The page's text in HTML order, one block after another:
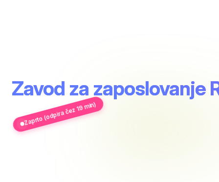
Zavod za zaposlovanje
Zaprto (odpira čez 19 min)